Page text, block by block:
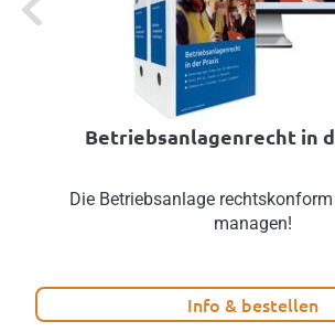
Betriebsanlagenrecht in
Die Betriebsanlage
managen!
Info & bestellen